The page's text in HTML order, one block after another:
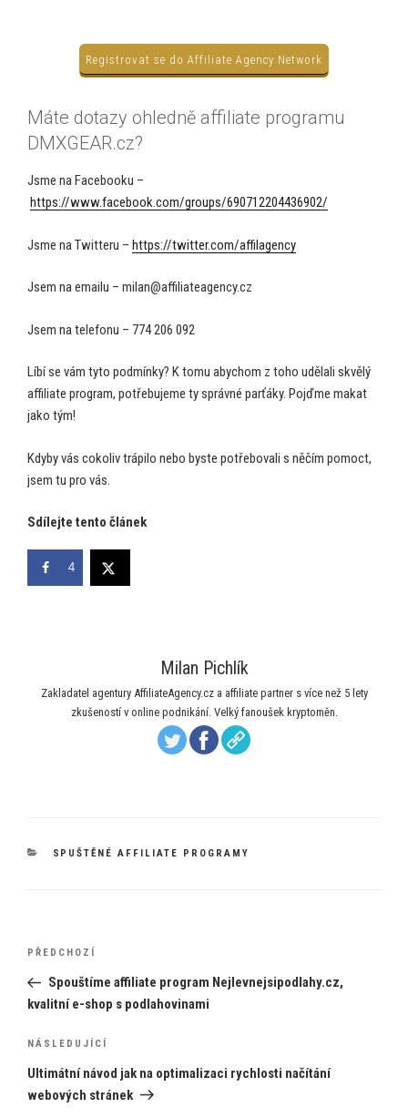
Registrovat se do Affiliate Agency Network
Máte dotazy ohledně affiliate programu
DMXGEAR.cz?
Jsme na Facebooku –
https://www.facebook.com/groups/690712204436902/
Jsme na Twitteru – https://twitter.com/affilagency
Jsem na emailu – milan@affiliateagency.cz
Jsem na telefonu – 774 206 092
Líbí se vám tyto podmínky? K tomu abychom z toho udělali skvělý
affiliate program, potřebujeme ty správné parťáky. Pojďme makat
jako tým!
Kdyby vás cokoliv trápilo nebo byste potřebovali s něčím pomoct,
jsem tu pro vás.
Sdílejte tento článek
4
Milan Pichlík
Zakladatel agentury AffiliateAgency.cz a affiliate partner s více než 5 lety
zkušeností v online podnikání. Velký fanoušek kryptoměn.
RUBRIKY
SPUŠTĚNÉ AFFILIATE PROGRAMY
Navigace
příspěvek
Předchozí
příspěvek
PŘEDCHOZÍ
Spouštíme affiliate program Nejlevnejsipodlahy.cz,
kvalitní e-shop s podlahovinami
Následující
příspěvek
NÁSLEDUJÍCÍ
Ultimátní návod jak na optimalizaci rychlosti načítání
webových stránek